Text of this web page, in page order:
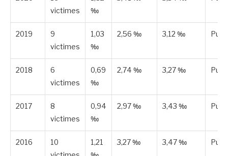
victimes
‰
2019
9
victimes
1,03
‰
2,56 ‰ 3,12 ‰
2018
6
victimes
0,69
‰
2,74 ‰ 3,27 ‰
2017
8
victimes
0,94
‰
2,97 ‰ 3,43 ‰
2016
10
1,21
3,27 ‰ 3,47 ‰